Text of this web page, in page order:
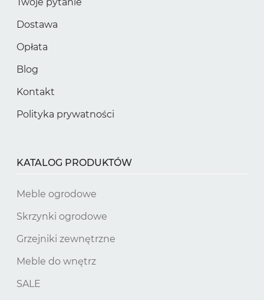
Dostawa
Opłata
Blog
Kontakt
Polityka prywatności
KATALOG PRODUKTÓW
Meble ogrodowe
Skrzynki ogrodowe
Grzejniki zewnętrzne
Meble do wnętrz
SALE